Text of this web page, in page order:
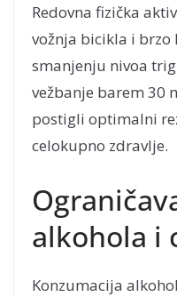
Redovna fizička
vožnja bicikla i
smanjenju nivoa
vežbanje barem 30
postigli optimalni
celokupno zdravlje.
alkohola i
Konzumacija